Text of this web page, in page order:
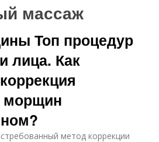
массаж
Топ процедур
лица. Как
морщин
метод коррекции